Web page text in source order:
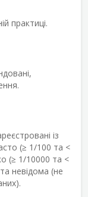
практиці.
із
(≥ 1/100 та <
(≥ 1/10000 та <
невідома (не